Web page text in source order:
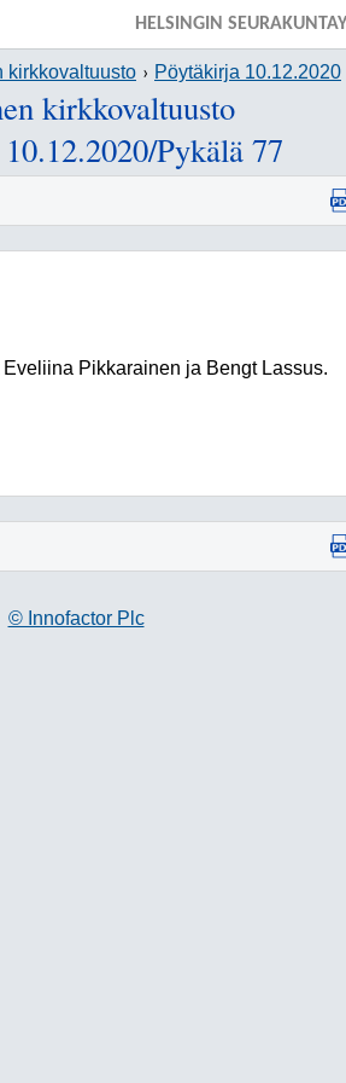
HELSINGIN
kirkkovaltuusto Pöytäkirja 10.12.2020
kirkkovaltuusto
Pykälä 77
Pikkarainen ja Bengt Lassus.
© Innofactor Plc